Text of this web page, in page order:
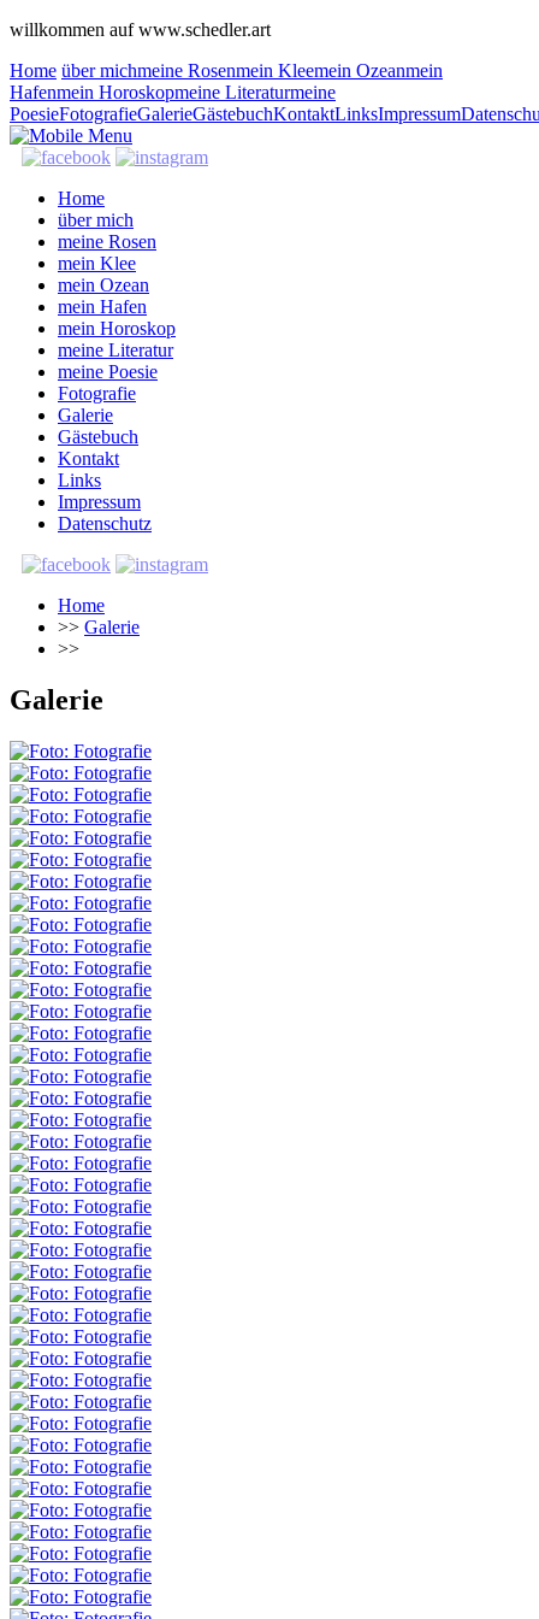
willkommen auf www.schedler.art
Home über michmeine Rosenmein Kleemein Ozeanmein
Hafenmein Horoskopmeine Literaturmeine
PoesieFotografieGalerieGästebuchKontaktLinksImpressum
Home
über mich
meine Rosen
mein Klee
mein Ozean
mein Hafen
mein Horoskop
meine Literatur
meine Poesie
Fotografie
Galerie
Gästebuch
Kontakt
Links
Impressum
Datenschutz
Home
>> Galerie
>>
Galerie